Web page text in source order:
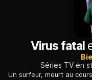
Virus fatal
Séries TV en